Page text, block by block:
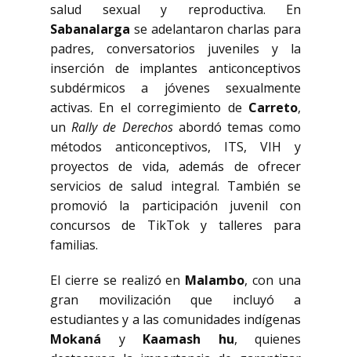
salud sexual y reproductiva. En
Sabanalarga se adelantaron charlas para
padres, conversatorios juveniles y la
inserción de implantes anticonceptivos
subdérmicos a jóvenes sexualmente
activas. En el corregimiento de Carreto,
unRally de Derechosabordó temas como
métodos anticonceptivos, ITS, VIH y
proyectos de vida, además de ofrecer
servicios de salud integral. También se
promovió la participación juvenil con
concursos de TikTok y talleres para
familias.
El cierre se realizó en Malambo, con una
gran movilización que incluyó a
estudiantes y a las comunidades indígenas
Mokaná y Kaamash hu, quienes